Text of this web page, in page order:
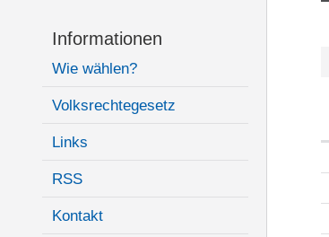
Informationen
Wie wählen?
Volksrechtegesetz
Links
RSS
Kontakt